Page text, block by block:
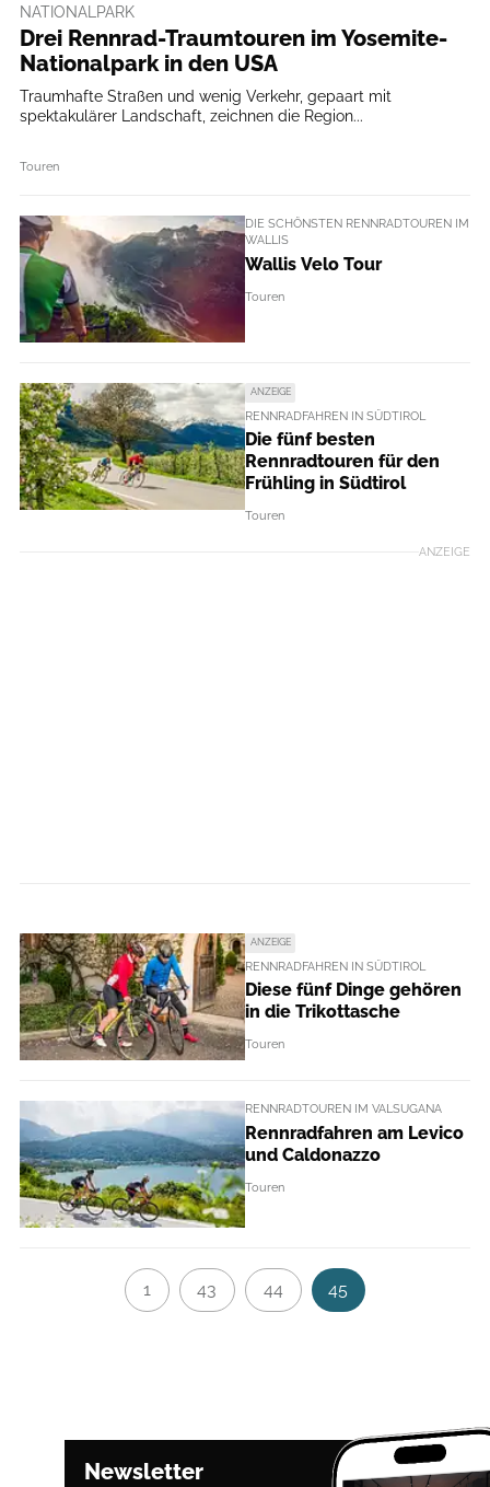
NATIONALPARK
Drei Rennrad-Traumtouren im Yosemite-
Nationalpark in den USA
Traumhafte Straßen und wenig Verkehr, gepaart mit
spektakulärer Landschaft, zeichnen die Region...
Touren
DIE SCHÖNSTEN RENNRADTOUREN IM
WALLIS
Wallis Velo Tour
Touren
ANZEIGE
RENNRADFAHREN IN SÜDTIROL
Die fünf besten
Rennradtouren für den
Frühling in Südtirol
Touren
ANZEIGE
ANZEIGE
RENNRADFAHREN IN SÜDTIROL
Diese fünf Dinge gehören
in die Trikottasche
Touren
RENNRADTOUREN IM VALSUGANA
Rennradfahren am Levico
und Caldonazzo
Touren
1 43 44 45
Newsletter